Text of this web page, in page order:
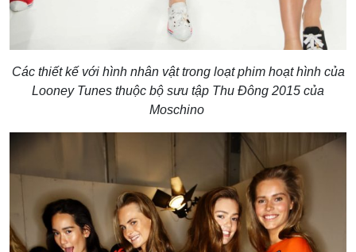
Các thiết kế với hình nhân vật trong loạt phim hoạt hình của
Looney Tunes thuộc bộ sưu tập Thu Đông 2015 của
Moschino